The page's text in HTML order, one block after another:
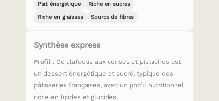
Plat énergétique
Riche en sucres
Riche en graisses
Source de fibres
Synthèse express
Profil : Ce clafoutis aux cerises et pistaches est
un dessert énergétique et sucré, typique des
pâtisseries françaises, avec un profil nutritionnel
riche en lipides et glucides.